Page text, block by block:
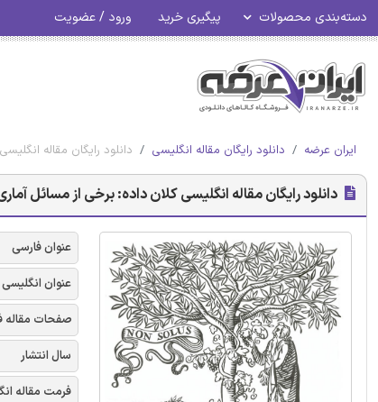
دسته‌بندی محصولات پیگیری خرید ورود / عضویت
ایران عرضه دانلود رایگان مقاله انگلیسی دانلود رایگان مقاله
دانلود رایگان مقاله انگلیسی کلان داده: برخی از مسائل آماری -
عنوان فارسی
عنوان انگلیسی
صفحات مقاله
سال انتشار
فرمت مقاله